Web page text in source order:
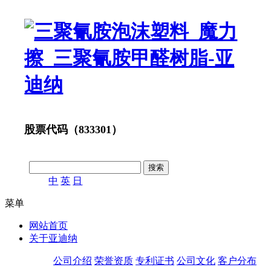
股票代码（833301）
中 英 日
菜单
网站首页
关于亚迪纳
公司介绍 荣誉资质 专利证书 公司文化 客户分布